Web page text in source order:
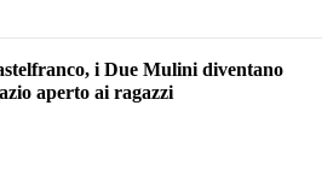
i Due Mulini diventano
aperto ai ragazzi